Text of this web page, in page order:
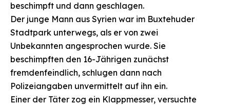
Infos & Broschüren
Archiv
Kontakt
Suchen
nach:
beschimpft und dann geschlagen.
Der junge Mann aus Syrien war im Buxtehuder
Stadtpark unterwegs, als er von zwei
Unbekannten angesprochen wurde. Sie
beschimpften den 16-Jährigen zunächst
fremdenfeindlich, schlugen dann nach
Polizeiangaben unvermittelt auf ihn ein.
Einer der Täter zog ein Klappmesser, versuchte